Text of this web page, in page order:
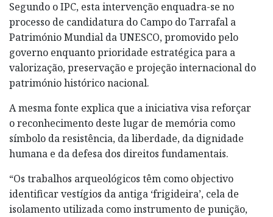
Segundo o IPC, esta intervenção enquadra-se no
processo de candidatura do Campo do Tarrafal a
Património Mundial da UNESCO, promovido pelo
governo enquanto prioridade estratégica para a
valorização, preservação e projeção internacional do
património histórico nacional.
A mesma fonte explica que a iniciativa visa reforçar
o reconhecimento deste lugar de memória como
símbolo da resistência, da liberdade, da dignidade
humana e da defesa dos direitos fundamentais.
“Os trabalhos arqueológicos têm como objectivo
identificar vestígios da antiga ‘frigideira’, cela de
isolamento utilizada como instrumento de punição,